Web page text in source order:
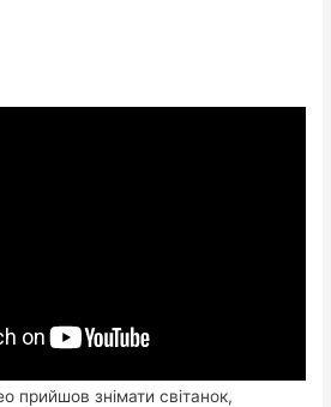
прийшов знімати світанок,